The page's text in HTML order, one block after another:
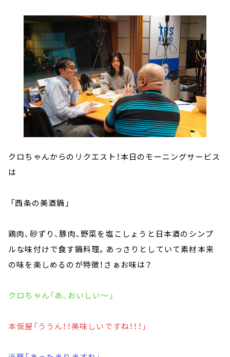
クロちゃんからのリクエスト！本日のモーニングサービス
は
「西条の美酒鍋」
鶏肉、砂ずり、豚肉、野菜を塩こしょうと日本酒のシンプ
ルな味付けで食す鍋料理。あっさりとしていて素材本来
の味を楽しめるのが特徴！さぁお味は？
クロちゃん「あ、おいしい～」
本仮屋「ううん！！美味しいですね！！！」